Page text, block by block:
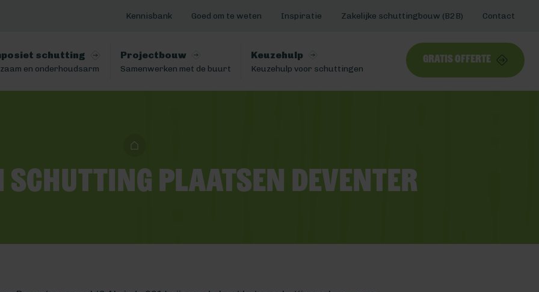
Kennisbank Goed om te weten Inspiratie Zakelijke schuttingbouw (B2B) Contact
schutting
en onderhoudsarm
Projectbouw
Samenwerken met de buurt
Keuzehulp
Keuzehulp voor schuttingen
Gratis offerte
schutting plaatsen Deventer